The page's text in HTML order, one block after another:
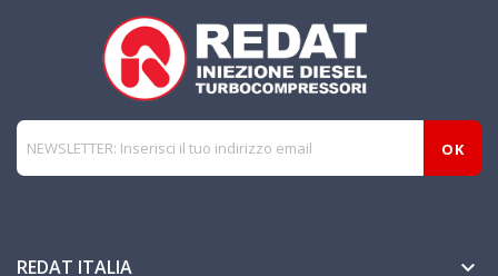
REDAT ITALIA 